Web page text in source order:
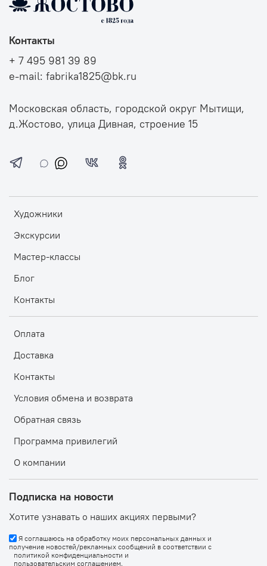
Художники
Экскурсии
Мастер-классы
Блог
Контакты
Оплата
Доставка
Контакты
Условия обмена и возврата
Обратная связь
Программа привилегий
О компании
Подписка на новости
Хотите узнавать о наших акциях первыми?
Я соглашаюсь на обработку моих персональных данных и
получение новостей/рекламных сообщений в соответствии с
политикой конфиденциальности и
пользовательским соглашением.
Контакты
+ 7 495 981 39 89
e-mail: fabrika1825@bk.ru
Московская область, городской округ Мытищи,
д.Жостово, улица Дивная, строение 15